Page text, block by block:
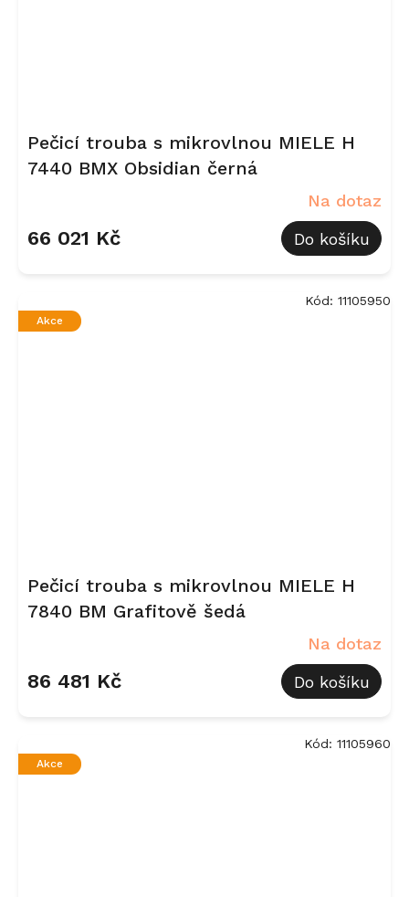
Pečicí trouba s mikrovlnou MIELE H
7440 BMX Obsidian černá
Na dotaz
66 021 Kč Do košíku
Akce
Pečicí trouba s mikrovlnou MIELE H
7840 BM Grafitově šedá
Na dotaz
86 481 Kč Do košíku
Kód: 11105950
Akce
Kód: 11105960